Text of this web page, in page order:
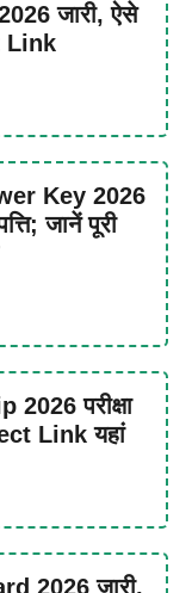
जारी, ऐसे
Link
Key 2026
जानें पूरी
परीक्षा
Link यहां
2026 जारी,